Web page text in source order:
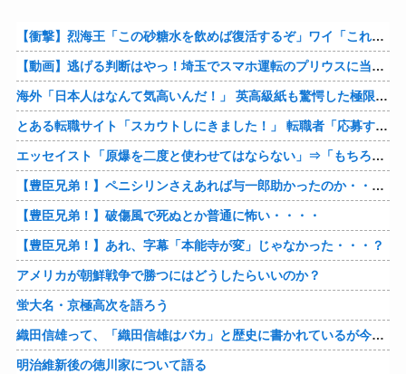
【衝撃】烈海王「この砂糖水を飲めば復活するぞ」ワイ「これはトンデモ理論やろなぁ」ﾍﾟﾗ←結果ｗｗｗｗ
【動画】逃げる判断はやっ！埼玉でスマホ運転のプリウスに当て逃げされる車載。
海外「日本人はなんて気高いんだ！」 英高級紙も驚愕した極限の中の日本人の姿に世界が衝撃
とある転職サイト「スカウトしにきました！」 転職者「応募するわ！」 → 結果ｗｗｗｗｗ
エッセイスト「原爆を二度と使わせてはならない」⇒「もちろん中国の核も非難する？」⇒「中国の核は綺麗な核！」
【豊臣兄弟！】ペニシリンさえあれば与一郎助かったのか・・・？
【豊臣兄弟！】破傷風で死ぬとか普通に怖い・・・・
【豊臣兄弟！】あれ、字幕「本能寺が変」じゃなかった・・・？
アメリカが朝鮮戦争で勝つにはどうしたらいいのか？
蛍大名・京極高次を語ろう
織田信雄って、「織田信雄はバカ」と歴史に書かれているが今まで家が残っているんでバカではないよな？
明治維新後の徳川家について語る